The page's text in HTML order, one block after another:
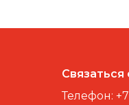
Связаться
Телефон: